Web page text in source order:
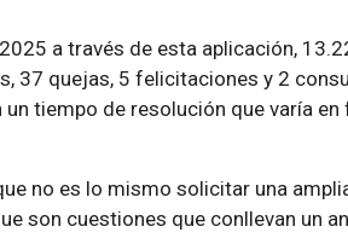
a través de esta aplicación,
37 quejas, 5 felicitaciones y 2
tiempo de resolución que varía en
no es lo mismo solicitar una
son cuestiones que conllevan un